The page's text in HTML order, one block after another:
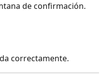
de confirmación.
correctamente.